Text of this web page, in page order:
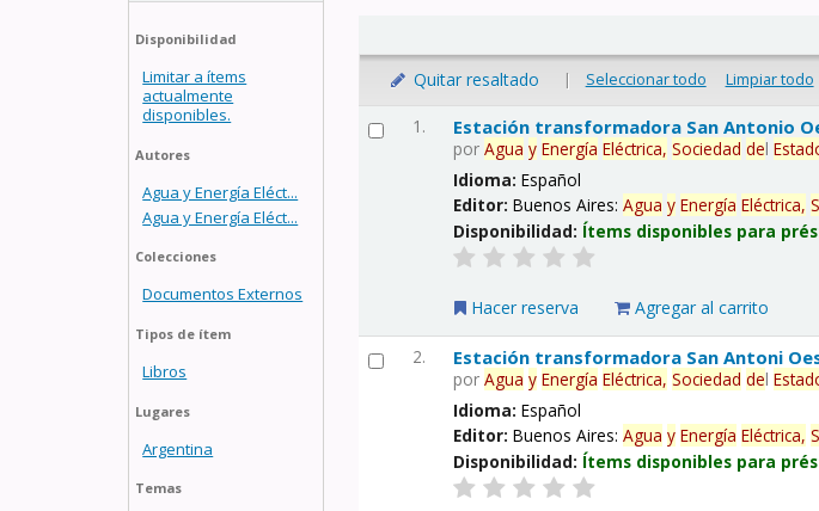
Disponibilidad
Limitar a ítems
actualmente
disponibles.
Autores
Agua y Energía Eléct...
Agua y Energía Eléct...
Colecciones
Documentos Externos
Tipos de ítem
Libros
Lugares
Argentina
Temas
Quitar resaltado | Seleccionar todo Limpiar todo
1. Estación transformadora San Antonio
porAgua y Energía Eléctrica, Sociedad del
Idioma:Español
Editor:Buenos Aires:Agua y Energía Eléctrica,
Disponibilidad: Ítems disponibles para
Hacer reserva Agregar al carrito
2. Estación transformadora San Antoni
porAgua y Energía Eléctrica, Sociedad del
Idioma:Español
Editor:Buenos Aires:Agua y Energía Eléctrica,
Disponibilidad: Ítems disponibles para